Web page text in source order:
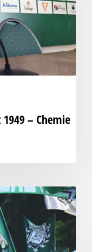
1949 – Chemie